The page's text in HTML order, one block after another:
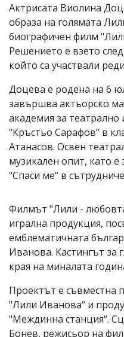
Ако
откриете
обиден
за
вас
коментар,
сигнализирайте
ни!
Актрисата Виолина
образа на голямата
биографичен филм
Решението е взето
който са участвали
Доцева е родена на 6
завършва актьорско
академия за
"Кръстьо Сарафов“ в
Атанасов. Освен
музикален опит, като е
"Спаси ме“ в
Филмът "Лили -
игрална продукция,
емблематичната
Иванова. Кастингът за
края на миналата
Проектът е съвместна
"Лили Иванова“ и
"Междинна станция“.
Бонев, режисьор на